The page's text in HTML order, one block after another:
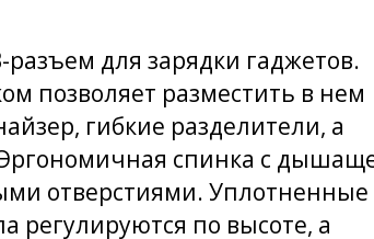
для зарядки гаджетов.
позволяет разместить в нем
гибкие разделители, а
спинка с
отверстиями. Уплотненные
регулируются по высоте, а